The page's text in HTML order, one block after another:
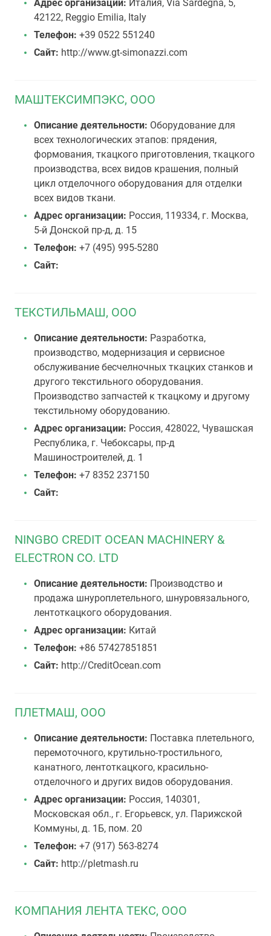
Адрес организации: Италия, Via Sardegna, 5,
42122, Reggio Emilia, Italy
Телефон: +39 0522 551240
Сайт: http://www.gt-simonazzi.com
МАШТЕКСИМПЭКС, ООО
Описание деятельности: Оборудование для
всех технологических этапов: прядения,
формования, ткацкого приготовления, ткацкого
производства, всех видов крашения, полный
цикл отделочного оборудования для отделки
всех видов ткани.
Адрес организации: Россия, 119334, г. Москва,
5-й Донской пр-д, д. 15
Телефон: +7 (495) 995-5280
Сайт:
ТЕКСТИЛЬМАШ, ООО
Описание деятельности: Разработка,
производство, модернизация и сервисное
обслуживание бесчелночных ткацких станков и
другого текстильного оборудования.
Производство запчастей к ткацкому и другому
текстильному оборудованию.
Адрес организации: Россия, 428022, Чувашская
Республика, г. Чебоксары, пр-д
Машиностроителей, д. 1
Телефон: +7 8352 237150
Сайт:
NINGBO CREDIT OCEAN MACHINERY &
ELECTRON CO. LTD
Описание деятельности: Производство и
продажа шнуроплетельного, шнуровязального,
лентоткацкого оборудования.
Адрес организации: Китай
Телефон: +86 57427851851
Сайт: http://CreditOcean.com
ПЛЕТМАШ, ООО
Описание деятельности: Поставка плетельного,
перемоточного, крутильно-тростильного,
канатного, лентоткацкого, красильно-
отделочного и других видов оборудования.
Адрес организации: Россия, 140301,
Московская обл., г. Егорьевск, ул. Парижской
Коммуны, д. 1Б, пом. 20
Телефон: +7 (917) 563-8274
Сайт: http://pletmash.ru
КОМПАНИЯ ЛЕНТА ТЕКС, ООО